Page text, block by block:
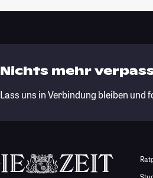
Nichts mehr
Lass uns in Verbindung bleiben und